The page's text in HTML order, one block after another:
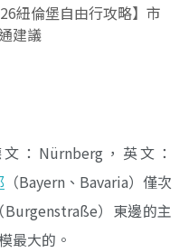
紐倫堡自由行攻略】市
建議
：Nürnberg，英文：
（Bayern、Bavaria）僅次
）東邊的主
最大的。